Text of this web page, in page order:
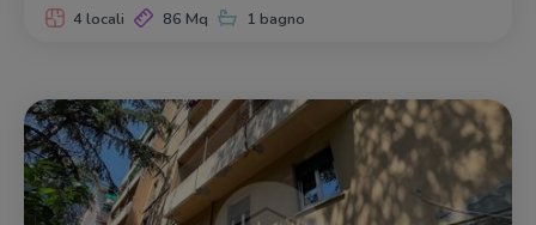
4 locali 86 Mq 1 bagno